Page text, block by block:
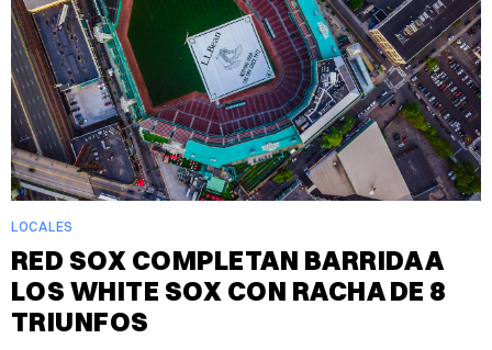
LOCALES
RED SOX COMPLETAN BARRIDA A
LOS WHITE SOX CON RACHA DE 8
TRIUNFOS